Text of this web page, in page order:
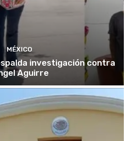
MÉXICO
investigación contra
Aguirre